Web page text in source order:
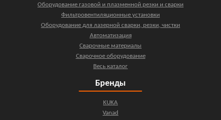
Оборудование газовой и плазменной резки и сварки
Фильтровентиляционные установки
Оборудование для лазерной сварки, резки, чистки
Автоматизация
Сварочные материалы
Сварочное оборудование
Весь каталог
Бренды
KUKA
Vanad